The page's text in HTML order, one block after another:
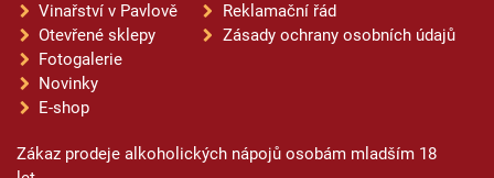
Vinařství v Pavlově
Otevřené sklepy
Fotogalerie
Novinky
E-shop
Reklamační řád
Zásady ochrany osobních údajů
Zákaz prodeje alkoholických nápojů osobám mladším 18